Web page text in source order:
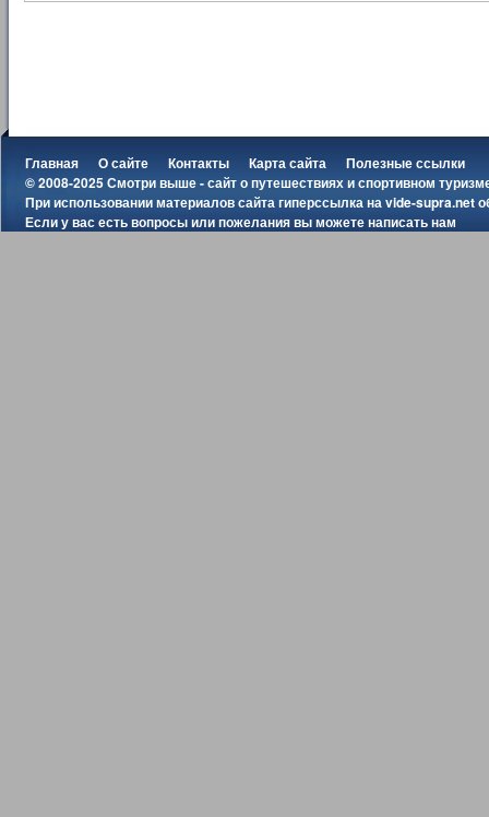
Главная О сайте Контакты Карта сайта
Полезные ссылки
© 2008-2025 Смотри выше - сайт о путешествиях и спортивном
При использовании материалов сайта гиперссылка наvide-supra.net
Если у вас есть вопросы или пожелания вы можетенаписать нам